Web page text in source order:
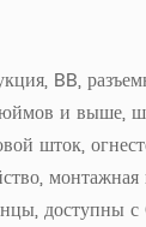
BB,
и выше,
шток,
доступны с